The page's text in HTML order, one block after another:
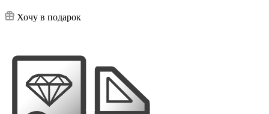
Хочу в подарок